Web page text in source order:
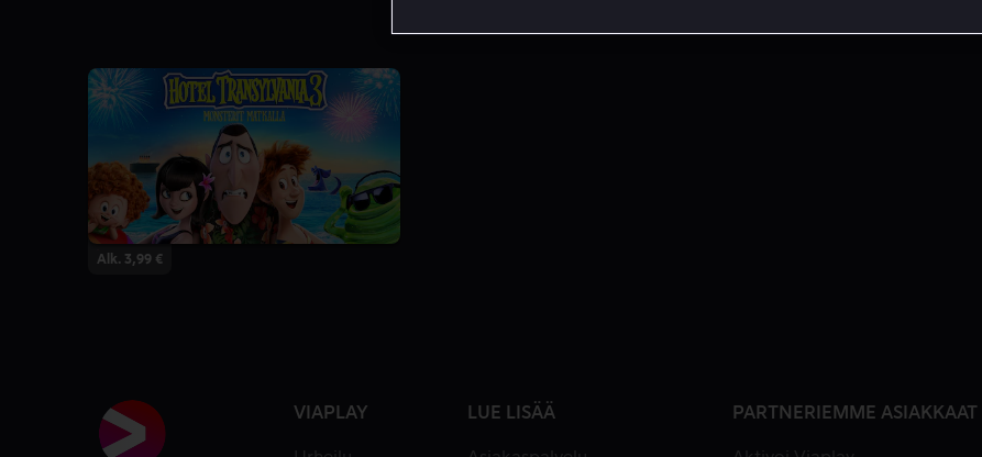
Alk. 3,99 €
VIAPLAY LUE LISÄÄ PARTNERIEMME ASIAKKAAT